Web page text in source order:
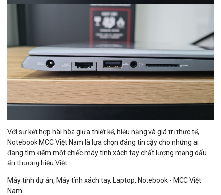
Với sự kết hợp hài hòa giữa thiết kế, hiệu năng và giá trị thực tế,
Notebook MCC Việt Nam là lựa chọn đáng tin cậy cho những ai
đang tìm kiếm một chiếc máy tính xách tay chất lượng mang dấu
ấn thương hiệu Việt.
Máy tính dự án, Máy tính xách tay, Laptop, Notebook - MCC Việt
Nam